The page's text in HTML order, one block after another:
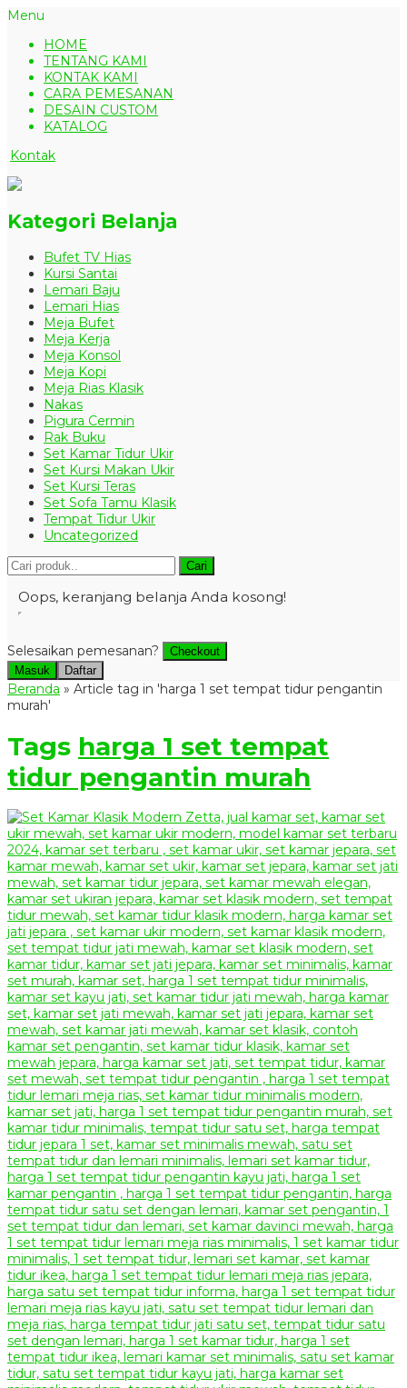
Menu
HOME
TENTANG KAMI
KONTAK KAMI
CARA PEMESANAN
DESAIN CUSTOM
KATALOG
Kontak
Kategori Belanja
Bufet TV Hias
Kursi Santai
Lemari Baju
Lemari Hias
Meja Bufet
Meja Kerja
Meja Konsol
Meja Kopi
Meja Rias Klasik
Nakas
Pigura Cermin
Rak Buku
Set Kamar Tidur Ukir
Set Kursi Makan Ukir
Set Kursi Teras
Set Sofa Tamu Klasik
Tempat Tidur Ukir
Uncategorized
Cari
Oops, keranjang belanja Anda kosong!
Selesaikan pemesanan?
Checkout
Masuk
Daftar
Beranda » Article tag in 'harga 1 set tempat tidur pengantin
murah'
Tags harga 1 set tempat
tidur pengantin murah